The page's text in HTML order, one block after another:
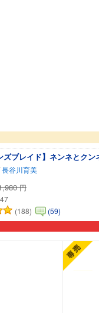
ズブレイド】ネンネとク
長谷川育美
円
(188)
(59)